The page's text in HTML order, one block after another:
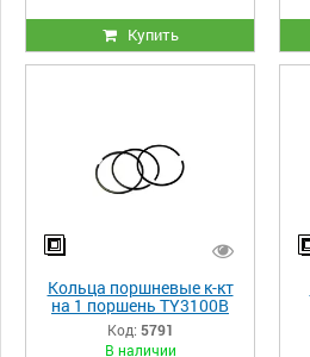
Купить
Кольца поршневые к-кт
на 1 поршень TY3100B
Код: 5791
В наличии